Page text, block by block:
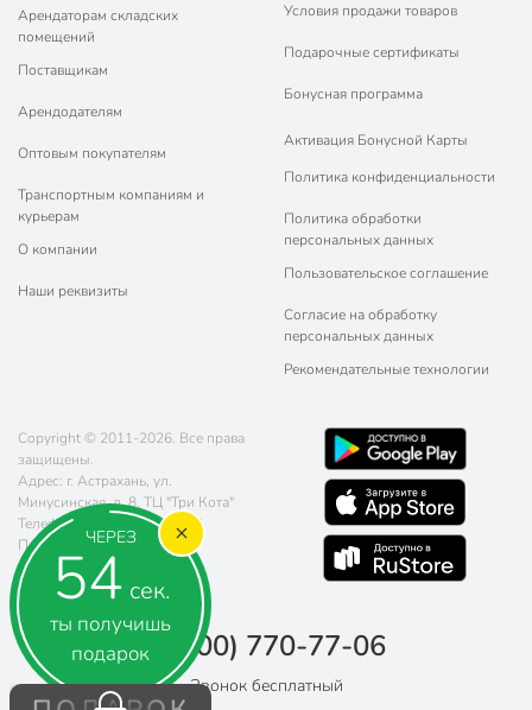
ЧЕРЕЗ
54 сек.
ты получишь
подарок
Арендаторам складских
помещений
Поставщикам
Арендодателям
Оптовым покупателям
Транспортным компаниям и
курьерам
О компании
Наши реквизиты
Условия продажи товаров
Подарочные сертификаты
Бонусная программа
Активация Бонусной Карты
Политика конфиденциальности
Политика обработки
персональных данных
Пользовательское соглашение
Согласие на обработку
персональных данных
Рекомендательные технологии
Copyright © 2011-2026. Все права
защищены.
Адрес: г. Астрахань, ул.
Минусинская, д. 8, ТЦ "Три Кота"
Телефон:
8 (800) 770-77-06
Почта:
sales@poryadok.ru
8 (800) 770-77-06
Звонок бесплатный